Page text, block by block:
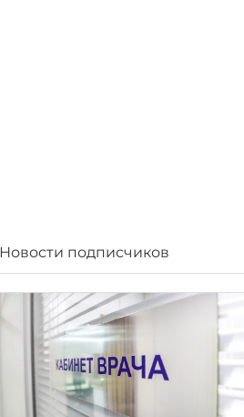
Новости подписчиков